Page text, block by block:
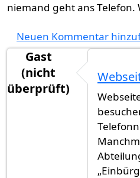
niemand geht ans Telefon.
Neuen Kommentar
Gast
(nicht
überprüft)